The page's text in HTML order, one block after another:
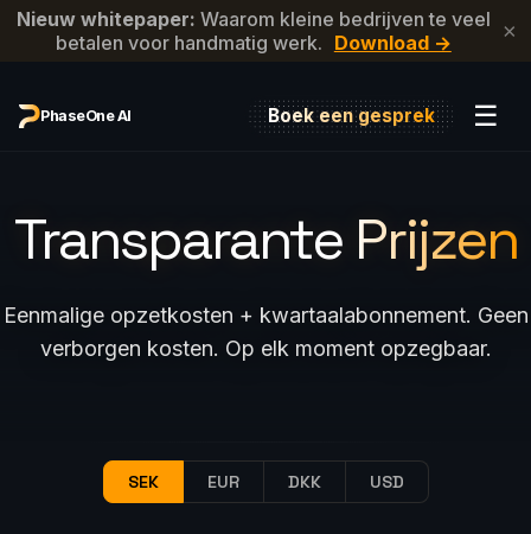
Nieuw whitepaper: Waarom kleine bedrijven te veel
betalen voor handmatig werk. Download → ×
PhaseOne AI ☰
Boek een gesprek
Transparante Prijzen
Eenmalige opzetkosten + kwartaalabonnement. Geen
verborgen kosten. Op elk moment opzegbaar.
SEK EUR DKK USD